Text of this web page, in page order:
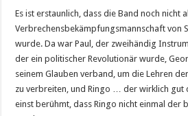
Es ist erstaunlich, dass die Band noch nicht
Verbrechensbekämpfungsmannschaft von
wurde. Da war Paul, der zweihändig
der ein politischer Revolutionär wurde,
seinem Glauben verband, um die Lehren
zu verbreiten, und Ringo … der wirklich gut
einst berühmt, dass Ringo nicht einmal der